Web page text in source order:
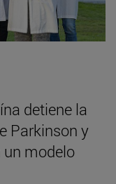
detiene la
Parkinson y
modelo